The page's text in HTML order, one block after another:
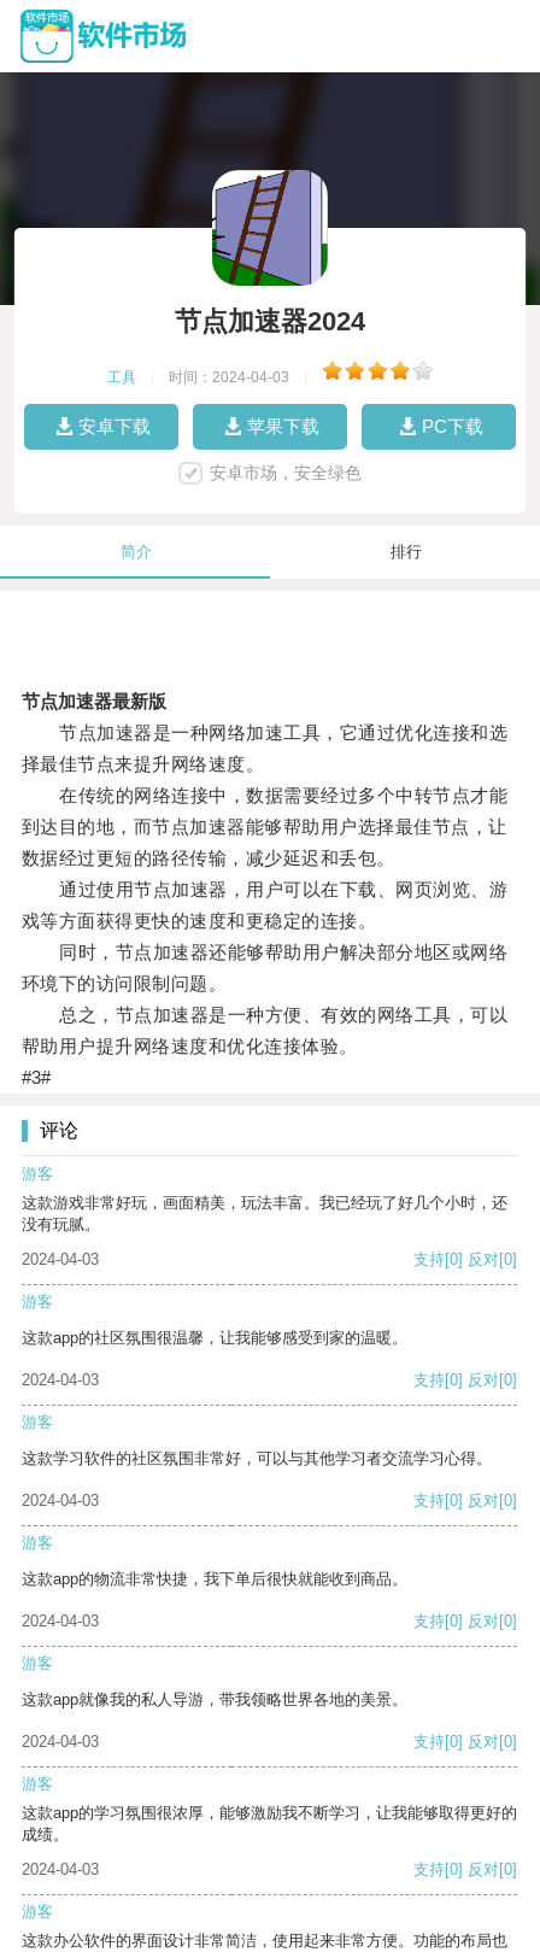
节点加速器2024
工具 时间：2024-04-03
安卓下载 苹果下载 PC下载
安卓市场，安全绿色
简介 排行
节点加速器最新版
节点加速器是一种网络加速工具，它通过优化连接和选
择最佳节点来提升网络速度。
在传统的网络连接中，数据需要经过多个中转节点才能
到达目的地，而节点加速器能够帮助用户选择最佳节点，让
数据经过更短的路径传输，减少延迟和丢包。
通过使用节点加速器，用户可以在下载、网页浏览、游
戏等方面获得更快的速度和更稳定的连接。
同时，节点加速器还能够帮助用户解决部分地区或网络
环境下的访问限制问题。
总之，节点加速器是一种方便、有效的网络工具，可以
帮助用户提升网络速度和优化连接体验。
#3#
评论
游客
这款游戏非常好玩，画面精美，玩法丰富。我已经玩了好几个小时，还
没有玩腻。
2024-04-03
支持[0] 反对[0]
游客
这款app的社区氛围很温馨，让我能够感受到家的温暖。
2024-04-03 支持[0] 反对[0]
游客
这款学习软件的社区氛围非常好，可以与其他学习者交流学习心得。
2024-04-03 支持[0] 反对[0]
游客
这款app的物流非常快捷，我下单后很快就能收到商品。
2024-04-03 支持[0] 反对[0]
游客
这款app就像我的私人导游，带我领略世界各地的美景。
2024-04-03 支持[0] 反对[0]
游客
这款app的学习氛围很浓厚，能够激励我不断学习，让我能够取得更好的
成绩。
2024-04-03
支持[0] 反对[0]
游客
这款办公软件的界面设计非常简洁，使用起来非常方便。功能的布局也